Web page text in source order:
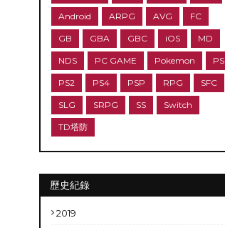
Android ARPG AVG FC
GB GBA GBC iOS MD
NDS PC GAME Pokemon PS
PS2 PS4 PSP RPG SFC
SLG SRPG SS Switch
TD塔防
歷史紀錄
2019